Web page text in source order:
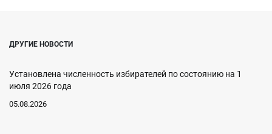
ДРУГИЕ НОВОСТИ
Установлена численность избирателей по состоянию на 1
июля 2026 года
05.08.2026